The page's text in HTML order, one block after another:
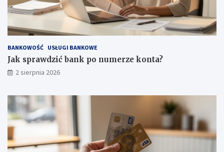
BANKOWOŚĆ USŁUGI BANKOWE
Jak sprawdzić bank po numerze konta?
2 sierpnia 2026